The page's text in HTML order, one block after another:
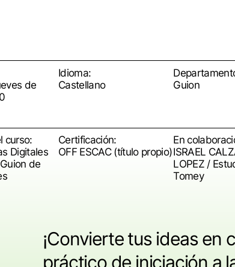
de
Idioma:
Castellano
Guion
curso:
Digitales
de
Certificación:
OFF ESCAC (título propio)
En
ISRAEL
LOPEZ /
Tomey
¡Convierte tus ideas en
práctico de iniciación a